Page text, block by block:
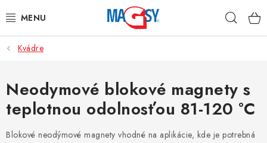
na
HLAVNÉ KATEGÓRIE
MAGNETICKÉ POMÔCKY
PRIEMYSELNÉ MAGNETY
Kvádre
Neodymové blokové magnety s
teplotnou odolnosťou 81-120 °C
Blokové neodýmové magnety vhodné na aplikácie, kde je potrebná